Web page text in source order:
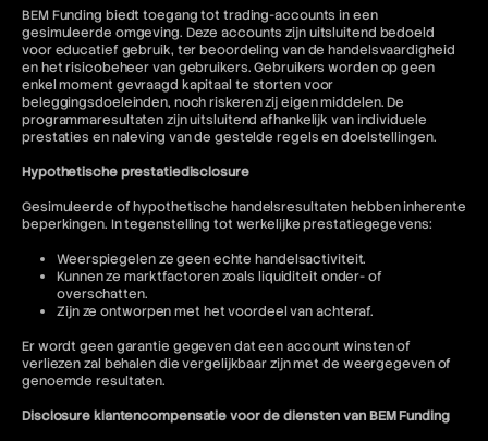
BEM Funding biedt toegang tot trading-accounts in een
gesimuleerde omgeving. Deze accounts zijn uitsluitend bedoeld
voor educatief gebruik, ter beoordeling van de handelsvaardigheid
en het risicobeheer van gebruikers. Gebruikers worden op geen
enkel moment gevraagd kapitaal te storten voor
beleggingsdoeleinden, noch riskeren zij eigen middelen. De
programmaresultaten zijn uitsluitend afhankelijk van individuele
prestaties en naleving van de gestelde regels en doelstellingen.
Hypothetische prestatiedisclosure
Gesimuleerde of hypothetische handelsresultaten hebben inherente
beperkingen. In tegenstelling tot werkelijke prestatiegegevens:
Weerspiegelen ze geen echte handelsactiviteit.
Kunnen ze marktfactoren zoals liquiditeit onder- of
overschatten.
Zijn ze ontworpen met het voordeel van achteraf.
Er wordt geen garantie gegeven dat een account winsten of
verliezen zal behalen die vergelijkbaar zijn met de weergegeven of
genoemde resultaten.
Disclosure klantencompensatie voor de diensten van BEM Funding